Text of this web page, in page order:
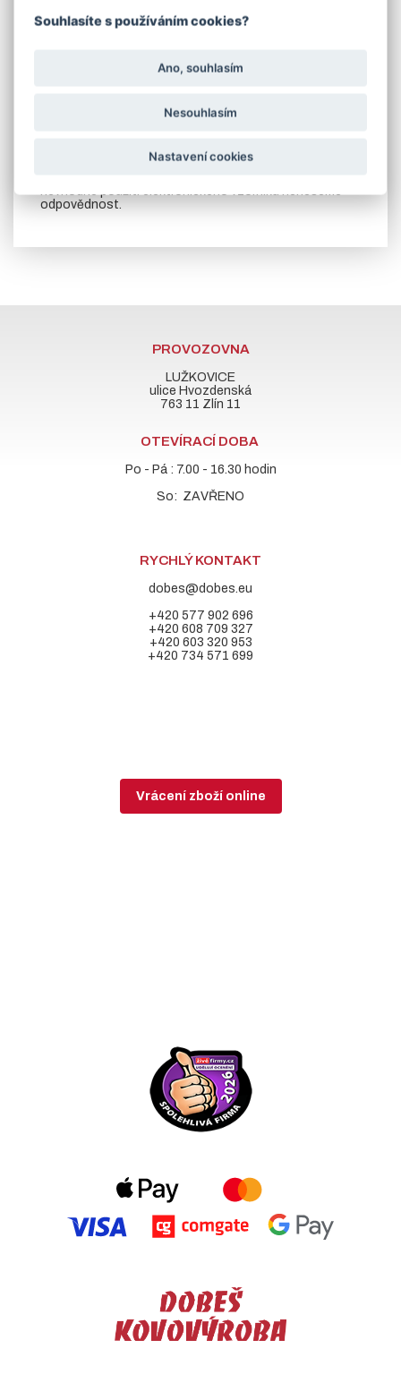
(zazdívací kotvy)
nebo jeklu a prohlášení o vlastnostech.
Odstíny v elektronické podobě nemohou být nikdy věrně
reprodukovány. Pro přesnou informaci vždy
nevhodné použití elektronického vzorníku neneseme
odpovědnost.
PROVOZOVNA
LUŽKOVICE
ulice Hvozdenská
763 11 Zlín 11
OTEVÍRACÍ DOBA
Po - Pá : 7.00 - 16.30 hodin
So: ZAVŘENO
RYCHLÝ KONTAKT
dobes@dobes.eu
+420 577 902 696
+420 608 709 327
+420 603 320 953
+420 734 571 699
Vrácení zboží online
Souhlasíte s používáním cookies?
Ano, souhlasím
Nesouhlasím
Nastavení cookies